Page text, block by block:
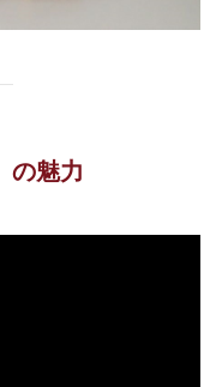
の魅力